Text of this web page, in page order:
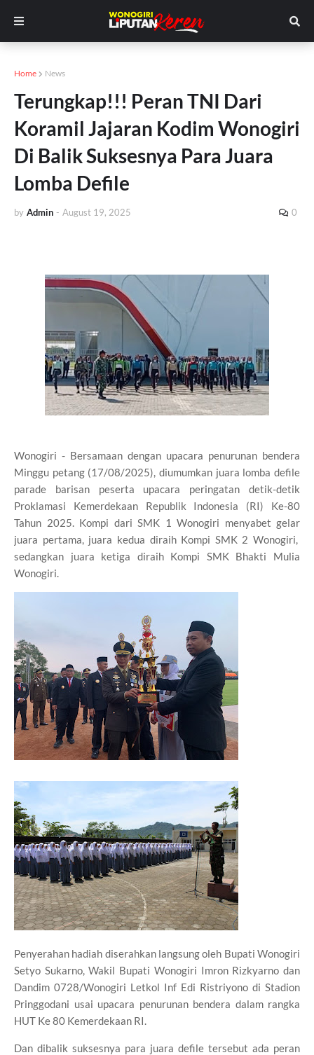
Home News
Terungkap!!! Peran TNI Dari
Koramil Jajaran Kodim Wonogiri
Di Balik Suksesnya Para Juara
Lomba Defile
by Admin - August 19, 2025 0
Wonogiri - Bersamaan dengan upacara penurunan bendera
Minggu petang (17/08/2025), diumumkan juara lomba defile
parade barisan peserta upacara peringatan detik-detik
Proklamasi Kemerdekaan Republik Indonesia (RI) Ke-80
Tahun 2025. Kompi dari SMK 1 Wonogiri menyabet gelar
juara pertama, juara kedua diraih Kompi SMK 2 Wonogiri,
sedangkan juara ketiga diraih Kompi SMK Bhakti Mulia
Wonogiri.
Penyerahan hadiah diserahkan langsung oleh Bupati Wonogiri
Setyo Sukarno, Wakil Bupati Wonogiri Imron Rizkyarno dan
Dandim 0728/Wonogiri Letkol Inf Edi Ristriyono di Stadion
Pringgodani usai upacara penurunan bendera dalam rangka
HUT Ke 80 Kemerdekaan RI.
Dan dibalik suksesnya para juara defile tersebut ada peran